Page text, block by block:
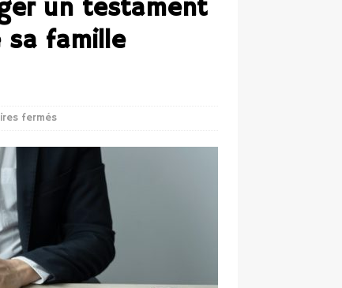
un testament
sa famille
fermés